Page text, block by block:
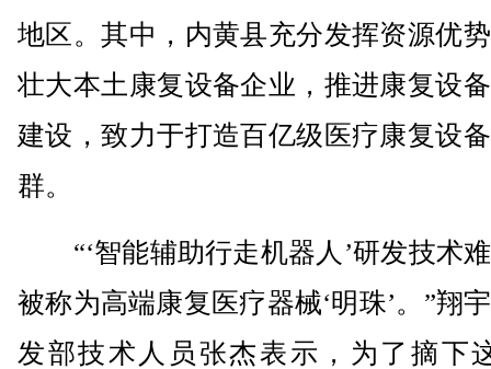
地区。其中，内黄县充分发挥资源优
壮大本土康复设备企业，推进康复设
建设，致力于打造百亿级医疗康复设
群。
“‘智能辅助行走机器人’研发技术
被称为高端康复医疗器械‘明珠’。”翔
发部技术人员张杰表示，为了摘下